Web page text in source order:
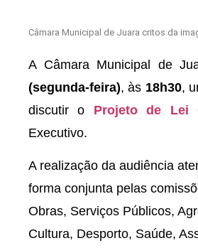
Câmara Municipal de Juara critos da
A Câmara Municipal de
(segunda-feira), às 18h30,
discutir o Projeto de Lei
Executivo.
A realização da audiência
forma conjunta pelas
Obras, Serviços Públicos,
Cultura, Desporto, Saúde,